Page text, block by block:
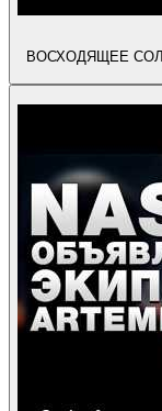
ВОСХОДЯЩЕЕ